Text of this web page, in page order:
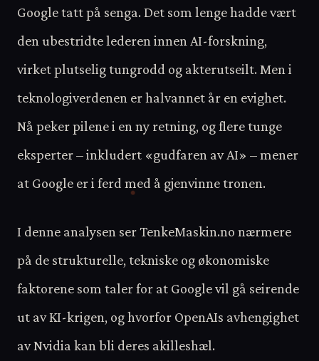
Google tatt på senga. Det som lenge hadde vært
den ubestridte lederen innen AI-forskning,
virket plutselig tungrodd og akterutseilt. Men i
teknologiverdenen er halvannet år en evighet.
Nå peker pilene i en ny retning, og flere tunge
eksperter – inkludert «gudfaren av AI» – mener
at Google er i ferd med å gjenvinne tronen.
I denne analysen ser TenkeMaskin.no nærmere
på de strukturelle, tekniske og økonomiske
faktorene som taler for at Google vil gå seirende
ut av KI-krigen, og hvorfor OpenAIs avhengighet
av Nvidia kan bli deres akilleshæl.